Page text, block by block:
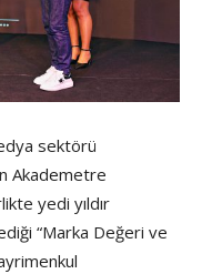
sektörü
Akademetre
yedi yıldır
“Marka Değeri ve